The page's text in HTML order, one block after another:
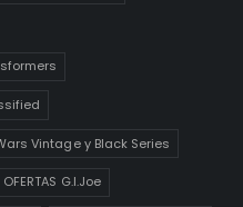
Vintage y Black Series
OFERTAS G.I.Joe